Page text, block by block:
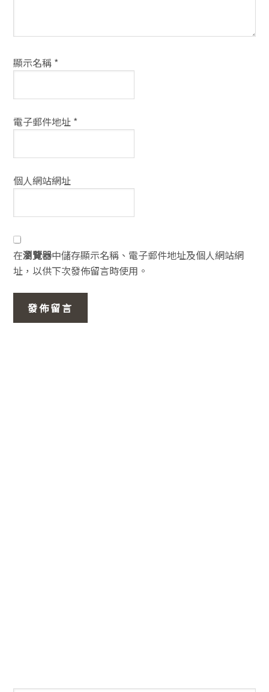
顯示名稱 *
電子郵件地址 *
個人網站網址
在瀏覽器中儲存顯示名稱、電子郵件地址及個人網站網
址，以供下次發佈留言時使用。